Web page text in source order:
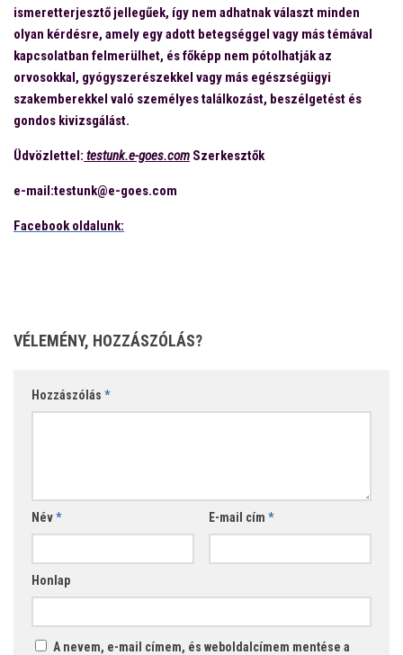
ismeretterjesztő jellegűek, így nem adhatnak választ minden
olyan kérdésre, amely egy adott betegséggel vagy más témával
kapcsolatban felmerülhet, és főképp nem pótolhatják az
orvosokkal, gyógyszerészekkel vagy más egészségügyi
szakemberekkel való személyes találkozást, beszélgetést és
gondos kivizsgálást.
Üdvözlettel: testunk.e-goes.com Szerkesztők
e-mail:testunk@e-goes.com
Facebook oldalunk:
VÉLEMÉNY, HOZZÁSZÓLÁS?
Hozzászólás *
Név* E-mail cím *
Honlap
A nevem, e-mail címem, és weboldalcímem mentése a